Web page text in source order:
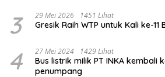
3 29 Mei 2026 1451 Lihat
Gresik Raih WTP untuk Kali ke-
4 27 Mei 2024 1429 Lihat
Bus listrik milik PT INKA kembali
penumpang